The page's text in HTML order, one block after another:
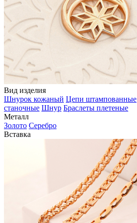
Вид изделия
Шнурок кожаный Цепи штампованные
станочные Шнур Браслеты плетеные
Металл
Золото Серебро
Вставка